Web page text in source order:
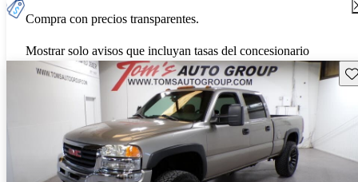
Compra con precios transparentes.
Mostrar solo avisos que incluyan tasas del concesionario